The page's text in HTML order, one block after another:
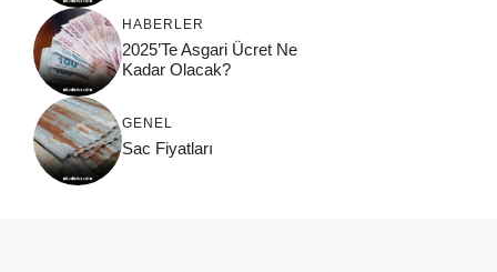
HABERLER
2025’Te Asgari Ücret Ne
Kadar Olacak?
GENEL
Sac Fiyatları